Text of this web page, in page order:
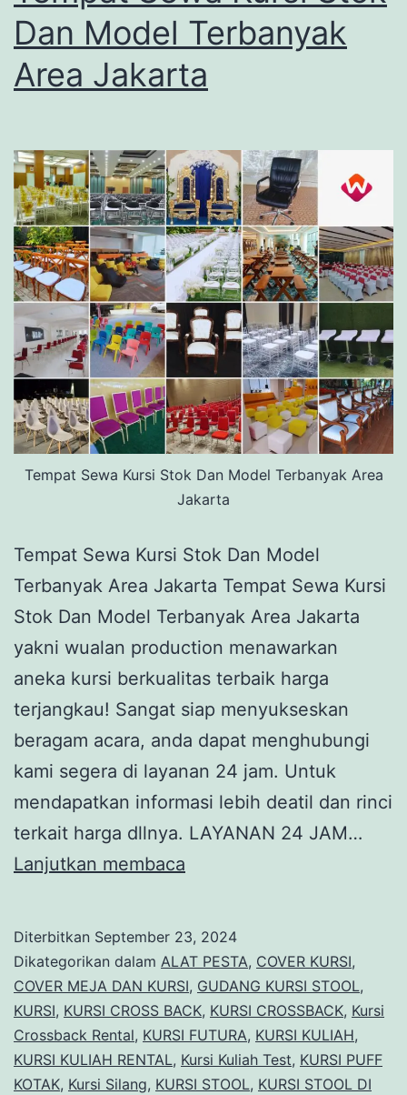
Dan Model Terbanyak
Area Jakarta
Tempat Sewa Kursi Stok Dan Model Terbanyak Area
Jakarta
Tempat Sewa Kursi Stok Dan Model
Terbanyak Area Jakarta Tempat Sewa Kursi
Stok Dan Model Terbanyak Area Jakarta
yakni wualan production menawarkan
aneka kursi berkualitas terbaik harga
terjangkau! Sangat siap menyukseskan
beragam acara, anda dapat menghubungi
kami segera di layanan 24 jam. Untuk
mendapatkan informasi lebih deatil dan rinci
terkait harga dllnya. LAYANAN 24 JAM…
Lanjutkan membaca
Stok
Dan
Model
Terbanyak
Area
Diterbitkan September 23, 2024
Dikategorikan dalam ALAT PESTA, COVER KURSI,
COVER MEJA DAN KURSI, GUDANG KURSI STOOL,
KURSI, KURSI CROSS BACK, KURSI CROSSBACK, Kursi
Crossback Rental, KURSI FUTURA, KURSI KULIAH,
KURSI KULIAH RENTAL, Kursi Kuliah Test, KURSI PUFF
KOTAK, Kursi Silang, KURSI STOOL, KURSI STOOL DI